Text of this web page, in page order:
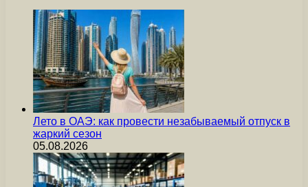
Лето в ОАЭ: как провести незабываемый отпуск в
жаркий сезон
05.08.2026